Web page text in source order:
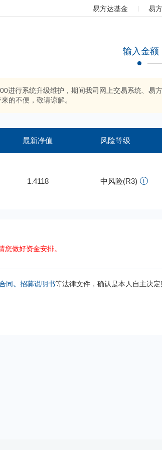
易方达基金 易
输入金额
进行系统升级维护，期间我司网上交易系统、
的不便，敬请谅解。
最新净值 风险等级
1.4118 中风险(R3)
做好资金安排。
同、 招募说明书等法律文件，确认是本人自主决